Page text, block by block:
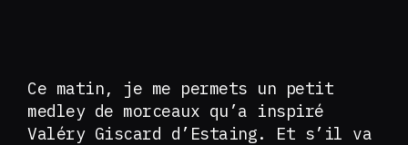
Ce matin, je me permets un petit
medley de morceaux qu’a inspiré
Valéry Giscard d’Estaing. Et s’il va